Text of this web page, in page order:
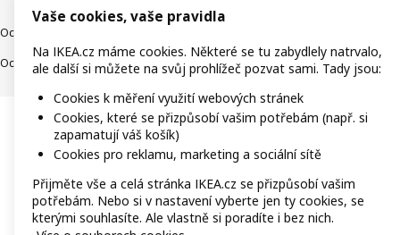
Ochrana osobních údajů
Ochrana Oznamovatelů
Vaše cookies, vaše pravidla
Na IKEA.cz máme cookies. Některé se tu zabydlely natrvalo,
ale další si můžete na svůj prohlížeč pozvat sami. Tady jsou:
Cookies k měření využití webových stránek
Cookies, které se přizpůsobí vašim potřebám (např. si
zapamatují váš košík)
Cookies pro reklamu, marketing a sociální sítě
Přijměte vše a celá stránka IKEA.cz se přizpůsobí vašim
potřebám. Nebo si v nastavení vyberte jen ty cookies, se
kterými souhlasíte. Ale vlastně si poradíte i bez nich.